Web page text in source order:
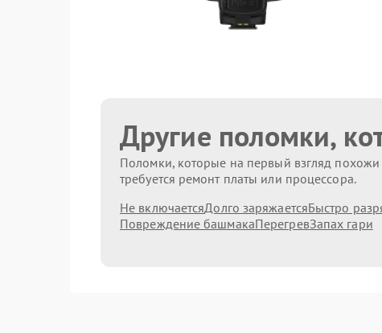
Другие поломки,
Поломки, которые на первый взгляд похожи
требуется ремонт платы или процессора.
Не включаетсяДолго заряжаетсяБыстро
Повреждение башмакаПерегревЗапах гари